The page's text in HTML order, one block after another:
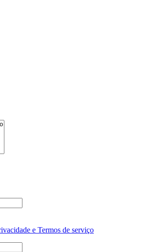
e Termos de serviço